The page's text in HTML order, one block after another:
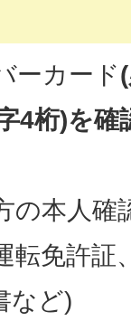
ーカード
4桁)を
の本人確
転免許証
など)